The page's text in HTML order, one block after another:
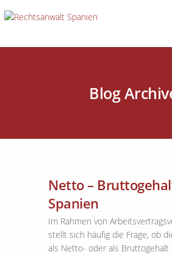
Blog
Netto –
Spanien
Im Rahmen von
stellt sich häufig die Frage, ob
als Netto- oder als Bruttogehalt